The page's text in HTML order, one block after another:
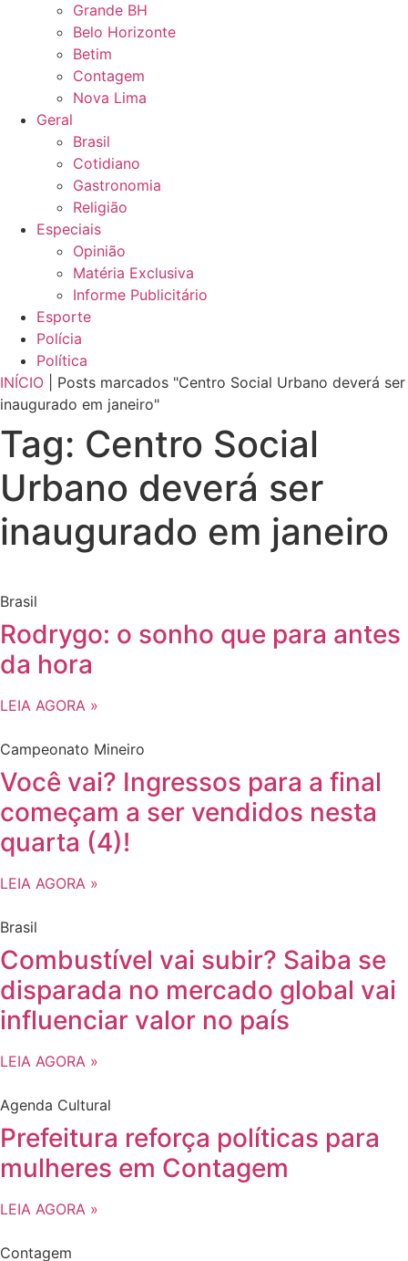
Grande BH
Belo Horizonte
Betim
Contagem
Nova Lima
Geral
Brasil
Cotidiano
Gastronomia
Religião
Especiais
Opinião
Matéria Exclusiva
Informe Publicitário
Esporte
Polícia
Política
INÍCIO
Posts marcados "Centro Social Urbano deverá ser
inaugurado em janeiro"
Tag: Centro Social
Urbano deverá ser
inaugurado em janeiro
Brasil
Rodrygo: o sonho que para antes
da hora
LEIA AGORA »
Campeonato Mineiro
Você vai? Ingressos para a final
começam a ser vendidos nesta
quarta (4)!
LEIA AGORA »
Brasil
Combustível vai subir? Saiba se
disparada no mercado global vai
influenciar valor no país
LEIA AGORA »
Agenda Cultural
Prefeitura reforça políticas para
mulheres em Contagem
LEIA AGORA »
Contagem